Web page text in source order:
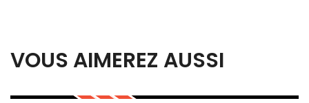
VOUS AIMEREZ AUSSI